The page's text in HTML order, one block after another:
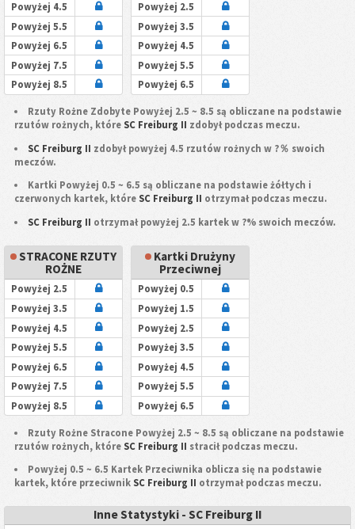
Powyżej 4.5
Powyżej 5.5
Powyżej 6.5
Powyżej 7.5
Powyżej 8.5
Powyżej 2.5
Powyżej 3.5
Powyżej 4.5
Powyżej 5.5
Powyżej 6.5
Rzuty Rożne Zdobyte Powyżej 2.5 ~ 8.5 są obliczane na podstawie
rzutów rożnych, które SC Freiburg II zdobył podczas meczu.
SC Freiburg II zdobył powyżej 4.5 rzutów rożnych w ?％ swoich
meczów.
Kartki Powyżej 0.5 ~ 6.5 są obliczane na podstawie żółtych i
czerwonych kartek, które SC Freiburg II otrzymał podczas meczu.
SC Freiburg II otrzymał powyżej 2.5 kartek w ?% swoich meczów.
STRACONE RZUTY
ROŻNE
Powyżej 2.5
Powyżej 3.5
Powyżej 4.5
Powyżej 5.5
Powyżej 6.5
Powyżej 7.5
Powyżej 8.5
Kartki Drużyny
Przeciwnej
Powyżej 0.5
Powyżej 1.5
Powyżej 2.5
Powyżej 3.5
Powyżej 4.5
Powyżej 5.5
Powyżej 6.5
Rzuty Rożne Stracone Powyżej 2.5 ~ 8.5 są obliczane na podstawie
rzutów rożnych, które SC Freiburg II stracił podczas meczu.
Powyżej 0.5 ~ 6.5 Kartek Przeciwnika oblicza się na podstawie
kartek, które przeciwnik SC Freiburg II otrzymał podczas meczu.
Inne Statystyki - SC Freiburg II